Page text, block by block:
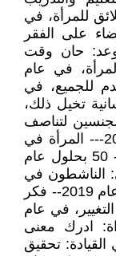
للمرأة، في
على الفقر
هو الوعد: حان وقت
في عام
للجميع، في
تخيل ذلك،
الجنسين لتناصف
الكوكب بحلول عام 2030، في عام 2017--- المرأة في
عالم العمل المتغير تناصف الكوكب 50 - 50 بحلول عام
الاتي: الناشطون في
الريف والحضر يغيرون حياة النساء، في عام 2019-- فكر
في عام
ادرك معنى
المرأة في القيادة: تحقيق